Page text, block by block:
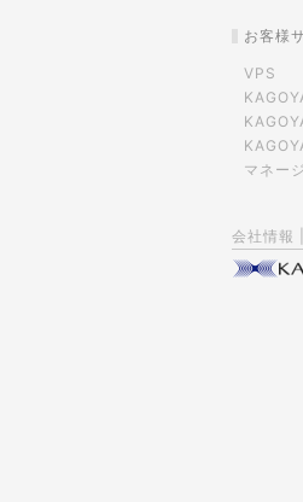
お客様
VPS
マネー
会社情報